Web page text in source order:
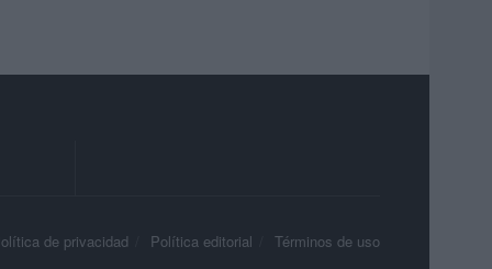
de privacidad Política editorial Términos de uso